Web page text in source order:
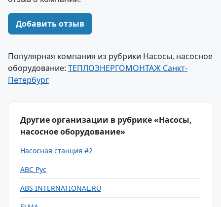
Добавить отзыв
Популярная компания из рубрики Насосы, насосное
оборудование: ТЕПЛОЭНЕРГОМОНТАЖ Санкт-
Петербург
Другие организации в рубрике «Насосы,
насосное оборудование»
Насосная станция #2
ABC Рус
ABS INTERNATIONAL.RU